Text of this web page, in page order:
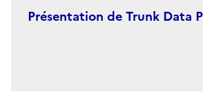
Présentation de Trunk Data